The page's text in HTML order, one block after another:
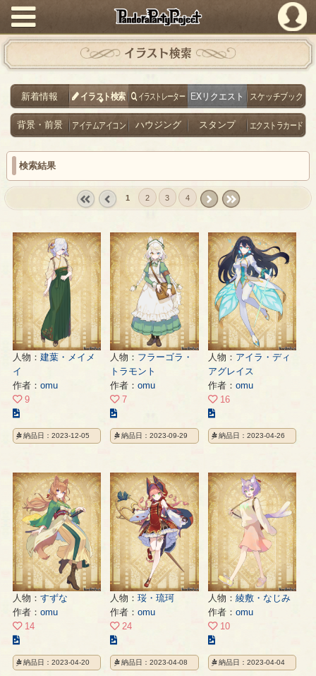
PandoraPartyProject
イラスト検索
新着情報 イラスト検索 イラストレーター EXリクエスト スケッチブック
背景・前景 アイテムアイコン ハウジング スタンプ エクストラカード
検索結果
1 2 3 4
人物： 建葉・メイメ
イ
作者： omu
9
の
イ
ト
の
ペ
ー
ジ
納品日：2023-12-05
人物： フラーゴラ・
トラモント
作者：omu
7
の
イ
ト
の
ペ
ー
ジ
納品日：2023-09-29
人物： アイラ・ディ
アグレイス
作者： omu
16
の
イ
ト
の
ペ
ー
ジ
納品日：2023-04-26
人物： すずな
作者： omu
14
の
イ
納品日：2023-04-20
人物：珱・琉珂
作者：omu
24
の
イ
納品日：2023-04-08
人物： 綾敷・なじみ
作者： omu
10
の
イ
納品日：2023-04-04